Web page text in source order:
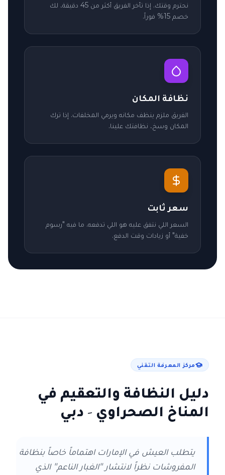
نحترم وقتك. إذا تأخر الفريق أكثر من 45 دقيقة، لك
خصم 15% فوراً.
نظافة المكان
الفريق ملزم ينظف مكانه ويرمي المخلفات. إذا ترك
المكان وسخ، نظافتك علينا.
سعر ثابت
السعر اللي نتفق عليه هو اللي تدفعه. ما فيه "رسوم
خفية" أو زيادات وقت الدفع.
مركز المعرفة التقني
دليل النظافة والتعقيم في
المناخ الصحراوي - دبي
يتطلب العيش في الإمارات اهتماماً خاصاً بنظافة
المفروشات نظراً لانتشار "الغبار الناعم" الذي